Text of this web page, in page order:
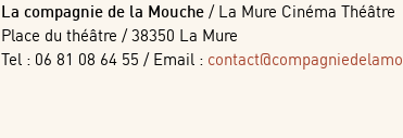
La compagnie de la Mouche / La Mure Cinéma Théâtre
Place du théâtre / 38350 La Mure
Tel : 06 81 08 64 55 / Email :